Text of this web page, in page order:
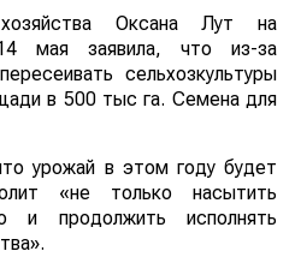
Оксана Лут на
мая заявила, что из-за
сельхозкультуры
в 500 тыс га. Семена для
урожай в этом году будет
«не только насытить
и продолжить исполнять